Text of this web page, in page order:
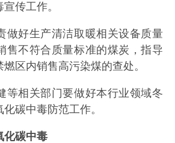
传工作。
做好生产清洁取暖相关设备质量
售不符合质量标准的煤炭，指导
区内销售高污染煤的查处。
等相关部门要做好本行业领域冬
碳中毒防范工作。
化碳中毒